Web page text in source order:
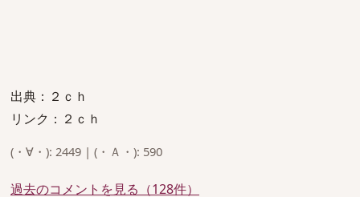
出典：２ｃｈ
リンク：２ｃｈ
(・∀・): 2449 | (・Ａ・): 590
過去のコメントを見る（128件）